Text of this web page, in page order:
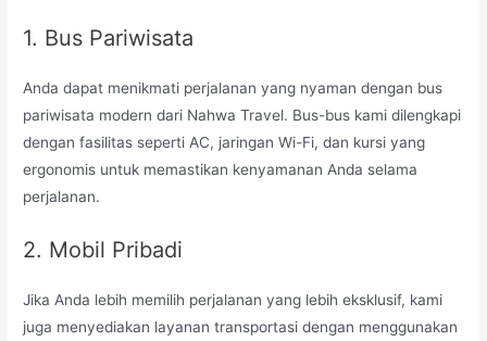
1. Bus Pariwisata
Anda dapat menikmati perjalanan yang nyaman dengan bus
pariwisata modern dari Nahwa Travel. Bus-bus kami dilengkapi
dengan fasilitas seperti AC, jaringan Wi-Fi, dan kursi yang
ergonomis untuk memastikan kenyamanan Anda selama
perjalanan.
2. Mobil Pribadi
Jika Anda lebih memilih perjalanan yang lebih eksklusif, kami
juga menyediakan layanan transportasi dengan menggunakan